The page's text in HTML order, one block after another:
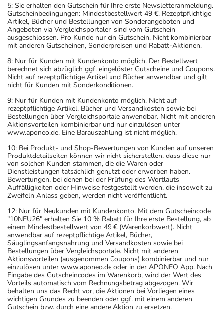
5: Sie erhalten den Gutschein für Ihre erste Newsletteranmeldung.
Gutscheinbedingungen: Mindestbestellwert 49 €. Rezeptpflichtige
Artikel, Bücher und Bestellungen von Sonderangeboten und
Angeboten via Vergleichsportalen sind vom Gutschein
ausgeschlossen. Pro Kunde nur ein Gutschein. Nicht kombinierbar
mit anderen Gutscheinen, Sonderpreisen und Rabatt-Aktionen.
8: Nur für Kunden mit Kundenkonto möglich. Der Bestellwert
berechnet sich abzüglich ggf. eingelöster Gutscheine und Coupons.
Nicht auf rezeptpflichtige Artikel und Bücher anwendbar und gilt
nicht für Kunden mit Sonderkonditionen.
9: Nur für Kunden mit Kundenkonto möglich. Nicht auf
rezeptpflichtige Artikel, Bücher und Versandkosten sowie bei
Bestellungen über Vergleichsportale anwendbar. Nicht mit anderen
Aktionsvorteilen kombinierbar und nur einzulösen unter
www.aponeo.de. Eine Barauszahlung ist nicht möglich.
10: Bei Produkt- und Shop-Bewertungen von Kunden auf unseren
Produktdetailseiten können wir nicht sicherstellen, dass diese nur
von solchen Kunden stammen, die die Waren oder
Dienstleistungen tatsächlich genutzt oder erworben haben.
Bewertungen, bei denen bei der Prüfung des Wortlauts
Auffälligkeiten oder Hinweise festgestellt werden, die insoweit zu
Zweifeln Anlass geben, werden nicht veröffentlicht.
12: Nur für Neukunden mit Kundenkonto. Mit dem Gutscheincode
"10NEU26" erhalten Sie 10 % Rabatt für Ihre erste Bestellung, ab
einem Mindestbestellwert von 49 € (Warenkorbwert). Nicht
anwendbar auf rezeptpflichtige Artikel, Bücher,
Säuglingsanfangsnahrung und Versandkosten sowie bei
Bestellungen über Vergleichsportale. Nicht mit anderen
Aktionsvorteilen (ausgenommen Coupons) kombinierbar und nur
einzulösen unter www.aponeo.de oder in der APONEO App. Nach
Eingabe des Gutscheincodes im Warenkorb, wird der Wert des
Vorteils automatisch vom Rechnungsbetrag abgezogen. Wir
behalten uns das Recht vor, die Aktionen bei Vorliegen eines
wichtigen Grundes zu beenden oder ggf. mit einem anderen
Gutschein bzw. durch eine andere Aktion zu ersetzen.